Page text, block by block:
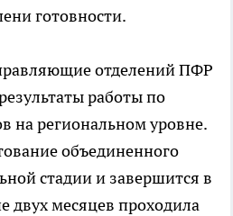
готовности.
отделений ПФР
работы по
на региональном уровне.
объединенного
стадии и завершится в
двух месяцев проходила